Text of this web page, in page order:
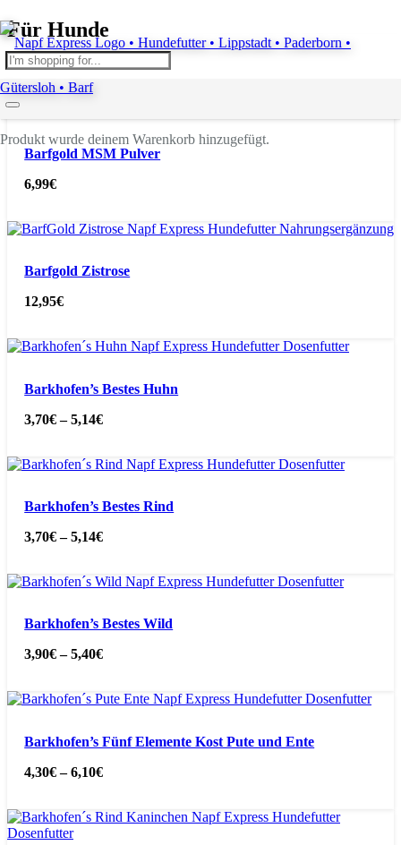
Produkt wurde deinem Warenkorb hinzugefügt.
Für Hunde
Hundefutter
Barfgold MSM Pulver
6,99€
Barfgold Zistrose
12,95€
Barkhofen’s Bestes Huhn
3,70€–5,14€
Barkhofen’s Bestes Rind
3,70€–5,14€
Barkhofen’s Bestes Wild
3,90€–5,40€
Barkhofen’s Fünf Elemente Kost Pute und Ente
4,30€–6,10€